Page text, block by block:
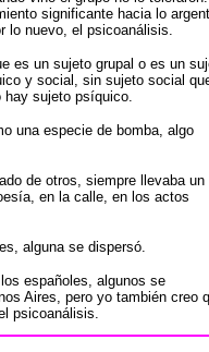
significante hacia lo
lo nuevo, el psicoanálisis.
es un sujeto grupal o es un
y social, sin sujeto social
hay sujeto psíquico.
una especie de bomba, algo
de otros, siempre llevaba un
en la calle, en los actos
alguna se dispersó.
españoles, algunos se
Aires, pero yo también creo
psicoanálisis.